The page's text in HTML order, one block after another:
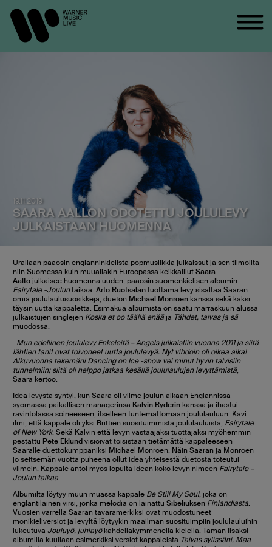
19.11.2019
SAARA AALLON ODOTETTU JOULULEVY
JULKAISTAAN HUOMENNA
Urallaan pääosin englanninkielistä popmusiikkia julkaissut ja sen tiimoilta
niin Suomessa kuin muuallakin Euroopassa keikkaillutSaara
Aalto julkaisee huomenna uuden, pääosin suomenkielisen albumin
Fairytale -Jouluntaikaa. Arto Ruotsalantuottama levy sisältää Saaran
omia joululaulusuosikkeja, dueton Michael Monroen kanssa sekä kaksi
täysin uutta kappaletta. Esimakua albumista on saatu marraskuun alussa
julkaistujen singlejen Koska et oo täällä enääja Tähdet, taivas ja sä
muodossa.
–Mun edellinen joululevy Enkeleitä – Angels julkaistiin vuonna 2011 ja siitä
lähtien fanit ovat toivoneet uutta joululevyä. Nyt vihdoin oli oikea aika!
Alkuvuonna tekemäni Dancing on Ice -show vei minut hyvin talvisiin
tunnelmiin; siitä oli helppo jatkaa kesällä joululaulujen levyttämistä,
Saara kertoo.
Idea levystä syntyi, kun Saara oli viime joulun aikaan Englannissa
syömässä paikallisen managerinsa Kalvin Ryderin kanssa ja ihastui
ravintolassa soineeseen, itselleen tuntemattomaan joululauluun. Kävi
ilmi, että kappale oli yksi Brittien suosituimmista joululauluista, Fairytale
of New York. Sekä Kalvin että levyn vastaajaksi tuottajaksi myöhemmin
pestattu Pete Eklundvisioivat toisistaan tietämättä kappaleeseen
Saaralle duettokumppaniksi Michael Monroen. Näin Saaran ja Monroen
jo seitsemän vuotta puheena ollut idea yhteisestä duetosta toteutui
viimein. Kappale antoi myös lopulta idean koko levyn nimeen Fairytale –
Joulun taikaa.
Albumilta löytyy muun muassa kappale Be Still My Soul, joka on
englantilainen virsi, jonka melodia on lainattu Sibeliuksen Finlandiasta.
Vuosien varrella Saaran tavaramerkiksi ovat muodostuneet
monikieliversiot ja levyltä löytyykin maailman suosituimpiin joululauluihin
lukeutuva Jouluyö, juhlayökahdellakymmenellä kielellä. Tämän lisäksi
albumilla kuullaan esimerkiksi versiot kappaleista Taivas sylissäni, Maa